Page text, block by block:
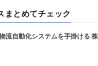
まとめてチェック
流自動化システムを手掛ける